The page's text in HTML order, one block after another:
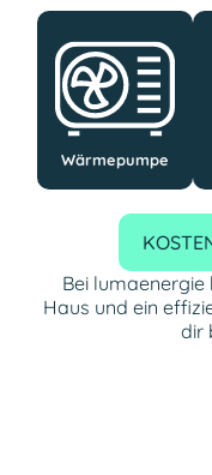
Wärmepumpe
Bei lumaenergie
Haus und ein
dir